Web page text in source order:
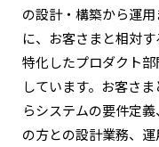
の設計・構築から運
に、お客さまと相対
特化したプロダクト
しています。お客さ
らシステムの要件定
の方との設計業務、